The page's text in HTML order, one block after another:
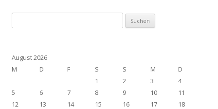
nach:
August 2026
M
D F S S M
D
1
2 3
4
5
6 7 8 9 10
11
12
13 14 15 16 17
18